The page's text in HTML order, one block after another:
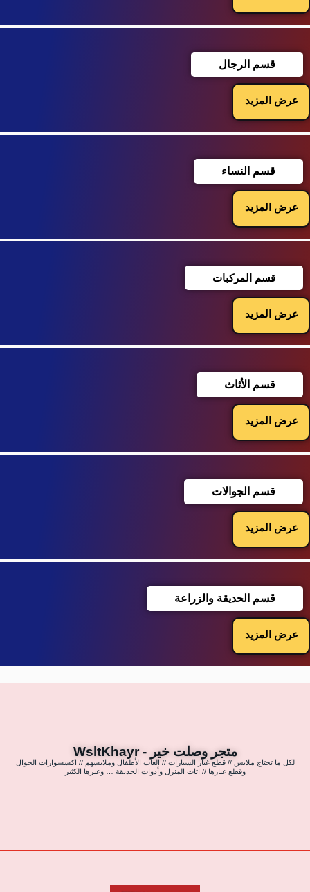
قسم الرجال
عرض المزيد
قسم النساء
عرض المزيد
قسم المركبات
عرض المزيد
قسم الأثاث
عرض المزيد
قسم الجوالات
عرض المزيد
قسم الحديقة والزراعة
عرض المزيد
متجر وصلت خير - WsltKhayr
لكل ما تحتاج ملابس // قطع غيار السيارات // العاب الأطفال وملابسهم // اكسسوارات الجوال
وقطع غيارها // اثاث المنزل وأدوات الحديقة … وغيرها الكثير